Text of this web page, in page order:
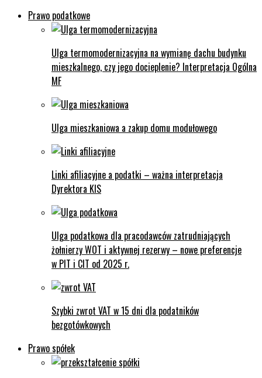
Prawo podatkowe
Ulga termomodernizacyjna na wymianę dachu budynku
mieszkalnego, czy jego docieplenie? Interpretacja Ogólna
MF
Ulga mieszkaniowa a zakup domu modułowego
Linki afiliacyjne a podatki – ważna interpretacja
Dyrektora KIS
Ulga podatkowa dla pracodawców zatrudniających
żołnierzy WOT i aktywnej rezerwy – nowe preferencje
w PIT i CIT od 2025 r.
Szybki zwrot VAT w 15 dni dla podatników
bezgotówkowych
Prawo spółek